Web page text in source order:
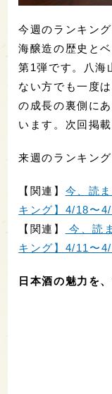
今週のランキン
海醸造の歴史と
第1弾です。八海
ない方でも一度
の成長の裏側に
います。次回掲
来週のランキン
【関連】 今、読
キング】4/18〜
【関連】
今、読
キング】4/11〜
日本酒の魅力を